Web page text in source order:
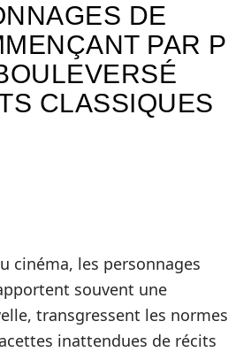
DE
PAR P
CLASSIQUES
cinéma, les personnages
souvent une
transgressent les normes
inattendues de récits